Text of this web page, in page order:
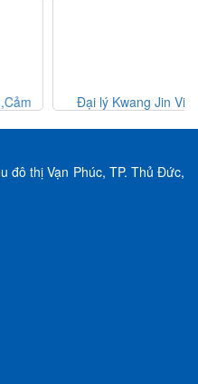
Jin Vietnam,Kwang Jin
đô thị Vạn Phúc, TP. Thủ Đức,